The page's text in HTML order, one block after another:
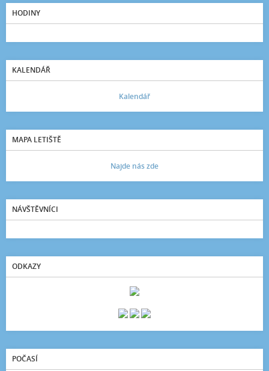
HODINY
KALENDÁŘ
Kalendář
MAPA LETIŠTĚ
Najde nás zde
NÁVŠTĚVNÍCI
ODKAZY
POČASÍ